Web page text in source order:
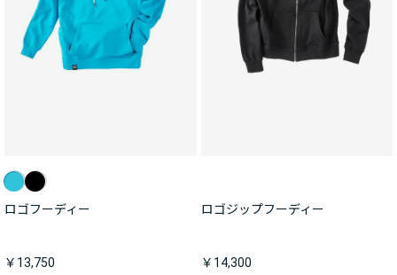
ロゴフーディー
￥13,750
ロゴジップフーディー
￥14,300